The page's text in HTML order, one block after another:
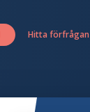
Hitta förfrågan